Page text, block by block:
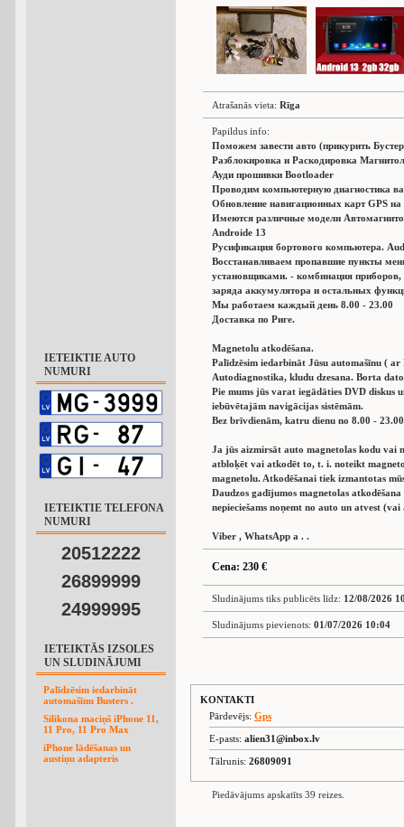
IETEIKTIE AUTO
NUMURI
IETEIKTIE TELEFONA
NUMURI
20512222
26899999
24999995
IETEIKTĀS IZSOLES
UN SLUDINĀJUMI
Palīdzēsim iedarbināt
automašīnu Busters .
Silikona maciņš iPhone 11,
11 Pro, 11 Pro Max
iPhone lādēšanas un
austiņu adapteris
Atrašanās vieta: Rīga
Papildus info:
Поможем завести авто (прикурить
Разблокировка и Раскодировка
Ауди прошивки Bootloader
Проводим компьютерную диагностика
Обновление навигационных карт GPS на
Имеются различные модели
Аndroide 13
Русификация бортового компьютера.
Восстанавливаем пропавшие пункты
установщиками. - комбинация
заряда аккумулятора и остальных
Мы работаем каждый день 8.00 - 23.00
Доставка по Риге.
Magnetolu atkodēšana.
Palīdzēsim iedarbināt Jūsu automašīnu ( ar
Autodiagnostika, kludu dzesana. Borta
Pie mums jūs varat iegādāties DVD diskus
iebūvētajām navigācijas sistēmām.
Bez brīvdienām, katru dienu no 8.00 - 23.00
Ja jūs aizmirsāt auto magnetolas kodu vai
atbloķēt vai atkodēt to, t. i. noteikt
magnetolu. Atkodēšanai tiek izmantotas
Daudzos gadījumos magnetolas
nepieciešams noņemt no auto un atvest
Viber , WhatsApp а . .
Cena: 230 €
Sludinājums tiks publicēts līdz: 12/08/2026
Sludinājums pievienots: 01/07/2026 10:04
KONTAKTI
Pārdevējs: Gps
E-pasts: alien31@inbox.lv
Tālrunis: 26809091
Piedāvājums apskatīts 39 reizes.